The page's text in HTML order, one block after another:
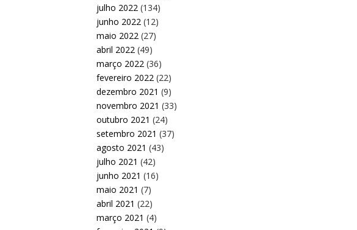
julho 2022 (134)
junho 2022 (12)
maio 2022 (27)
abril 2022 (49)
março 2022 (36)
fevereiro 2022 (22)
dezembro 2021 (9)
novembro 2021 (33)
outubro 2021 (24)
setembro 2021 (37)
agosto 2021 (43)
julho 2021 (42)
junho 2021 (16)
maio 2021 (7)
abril 2021 (22)
março 2021 (4)